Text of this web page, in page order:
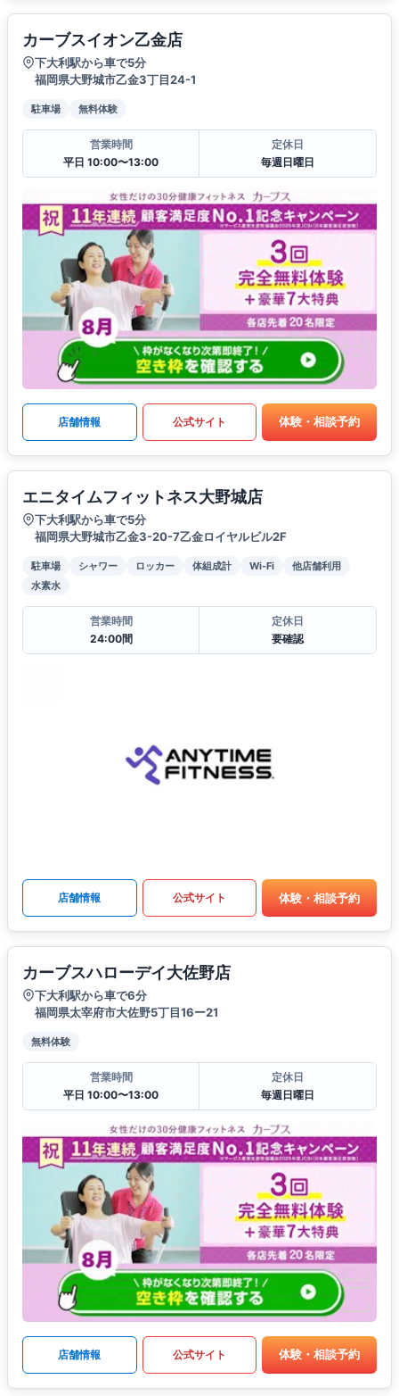
カーブスイオン乙金店
下大利駅から車で5分
福岡県大野城市乙金3丁目24-1
駐車場 無料体験
営業時間
平日 10:00〜13:00
定休日
毎週日曜日
店舗情報 公式サイト 体験・相談予約
エニタイムフィットネス大野城店
下大利駅から車で5分
福岡県大野城市乙金3-20-7乙金ロイヤルビル2F
駐車場 シャワー ロッカー 体組成計 Wi-Fi
他店舗利用
水素水
営業時間
24:00間
定休日
要確認
店舗情報 公式サイト 体験・相談予約
カーブスハローデイ大佐野店
下大利駅から車で6分
福岡県太宰府市大佐野5丁目16ー21
無料体験
営業時間
平日 10:00〜13:00
定休日
毎週日曜日
店舗情報 公式サイト 体験・相談予約